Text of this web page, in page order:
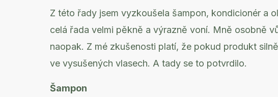
Z této řady jsem vyzkoušela šampon, kondicionér a
celá řada velmi pěkně a výrazně voní. Mně osobně
naopak. Z mé zkušenosti platí, že pokud produkt
ve vysušených vlasech. A tady se to potvrdilo.
Šampon